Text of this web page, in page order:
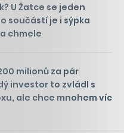
U Žatce se jeden
součástí je i sýpka
chmele
milionů za pár
investor to zvládl s
ale chce mnohem víc